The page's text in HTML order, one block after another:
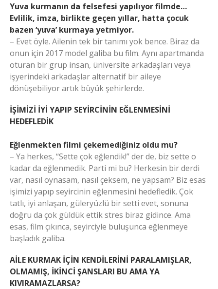
Yuva kurmanın da felsefesi yapılıyor filmde…
Evlilik, imza, birlikte geçen yıllar, hatta çocuk
bazen ‘yuva’ kurmaya yetmiyor.
– Evet öyle. Ailenin tek bir tanımı yok bence. Biraz da
onun için 2017 model galiba bu film. Aynı apartmanda
oturan bir grup insan, üniversite arkadaşları veya
işyerindeki arkadaşlar alternatif bir aileye
dönüşebiliyor artık büyük şehirlerde.
İŞİMİZİ İYİ YAPIP SEYİRCİNİN EĞLENMESİNİ
HEDEFLEDİK
Eğlenmekten filmi çekemediğiniz oldu mu?
– Ya herkes, “Sette çok eğlendik!” der de, biz sette o
kadar da eğlenmedik. Parti mi bu? Herkesin bir derdi
var, nasıl oynasam, nasıl çeksem, ne yapsam? Biz esas
işimizi yapıp seyircinin eğlenmesini hedefledik. Çok
tatlı, iyi anlaşan, güleryüzlü bir setti evet, sonuna
doğru da çok güldük ettik stres biraz gidince. Ama
esas, film çıkınca, seyirciyle buluşunca eğlenmeye
başladık galiba.
AİLE KURMAK İÇİN KENDİLERİNİ PARALAMIŞLAR,
OLMAMIŞ, İKİNCİ ŞANSLARI BU AMA YA
KIVIRAMAZLARSA?